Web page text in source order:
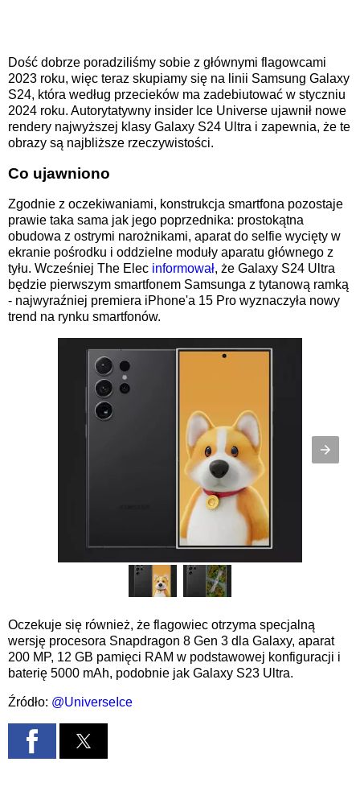
Dość dobrze poradziliśmy sobie z głównymi flagowcami
2023 roku, więc teraz skupiamy się na linii Samsung Galaxy
S24, która według przecieków ma zadebiutować w styczniu
2024 roku. Autorytatywny insider Ice Universe ujawnił nowe
rendery najwyższej klasy Galaxy S24 Ultra i zapewnia, że te
obrazy są najbliższe rzeczywistości.
Co ujawniono
Zgodnie z oczekiwaniami, konstrukcja smartfona pozostaje
prawie taka sama jak jego poprzednika: prostokątna
obudowa z ostrymi narożnikami, aparat do selfie wycięty w
ekranie pośrodku i oddzielne moduły aparatu głównego z
tyłu. Wcześniej The Elec informował, że Galaxy S24 Ultra
będzie pierwszym smartfonem Samsunga z tytanową ramką
- najwyraźniej premiera iPhone'a 15 Pro wyznaczyła nowy
trend na rynku smartfonów.
Oczekuje się również, że flagowiec otrzyma specjalną
wersję procesora Snapdragon 8 Gen 3 dla Galaxy, aparat
200 MP, 12 GB pamięci RAM w podstawowej konfiguracji i
baterię 5000 mAh, podobnie jak Galaxy S23 Ultra.
Źródło: @UniverseIce